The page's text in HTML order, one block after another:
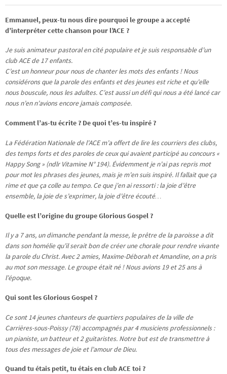
Emmanuel, peux-tu nous dire pourquoi le groupe a accepté
d’interpréter cette chanson pour l’ACE ?
Je suis animateur pastoral en cité populaire et je suis responsable d’un
club ACE de 17 enfants.
C’est un honneur pour nous de chanter les mots des enfants ! Nous
considérons que la parole des enfants et des jeunes est riche et qu’elle
nous bouscule, nous les adultes. C’est aussi un défi qui nous a été lancé car
nous n’en n’avions encore jamais composée.
Comment l’as-tu écrite ? De quoi t’es-tu inspiré ?
La Fédération Nationale de l’ACE m’a offert de lire les courriers des clubs,
des temps forts et des paroles de ceux qui avaient participé au concours «
Happy Song » (ndlr Vitamine N° 194). Évidemment je n’ai pas repris mot
pour mot les phrases des jeunes, mais je m’en suis inspiré. Il fallait que ça
rime et que ça colle au tempo. Ce que j’en ai ressorti : la joie d’être
ensemble, la joie de s’exprimer, la joie d’être écouté…
Quelle est l’origine du groupe Glorious Gospel ?
Il y a 7 ans, un dimanche pendant la messe, le prêtre de la paroisse a dit
dans son homélie qu’il serait bon de créer une chorale pour rendre vivante
la parole du Christ. Avec 2 amies, Maxime-Déborah et Amandine, on a pris
au mot son message. Le groupe était né ! Nous avions 19 et 25 ans à
l’époque.
Qui sont les Glorious Gospel ?
Ce sont 14 jeunes chanteurs de quartiers populaires de la ville de
Carrières-sous-Poissy (78) accompagnés par 4 musiciens professionnels :
un pianiste, un batteur et 2 guitaristes. Notre but est de transmettre à
tous des messages de joie et l’amour de Dieu.
Quand tu étais petit, tu étais en club ACE toi ?